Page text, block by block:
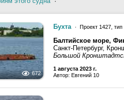
672
Бухта · Проект 1427,
Балтийское море,
Санкт-Петербург,
Большой
1 августа 2023 г.
Автор: Евгений 10